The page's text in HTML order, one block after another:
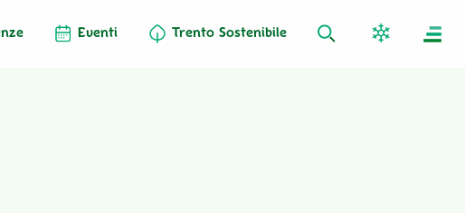
Eventi Trento Sostenibile